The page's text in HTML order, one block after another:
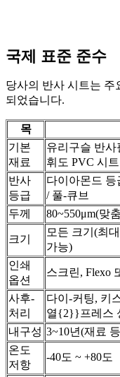
국제 표준 준수
당사의 반사 시트는 주
되었습니다.
목
기본
재료
유리구슬 반사
휘도 PVC 시트
반사
등급
다이아몬드 등
/ 풀-큐브
두께
80~550μm(맞
크기
모든 크기(최
가능)
인쇄
옵션
스크린, Flexo
사후-
처리
다이-커팅, 키
열{2}}프레스
내구성 3~10년(재료
온도
저항
-40도 ~ +80도